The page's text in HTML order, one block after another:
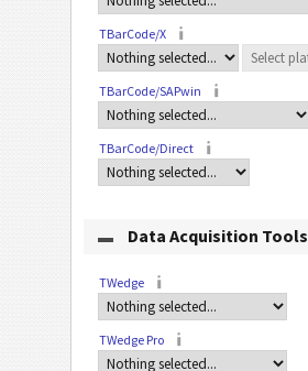
TBarCode/X
TBarCode/SAPwin
TBarCode/Direct
Data Acquisition Tools
TWedge
TWedge Pro